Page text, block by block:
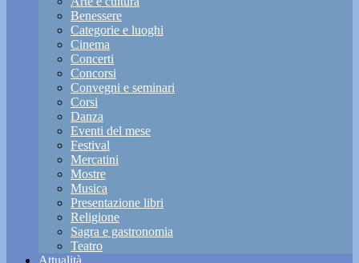
Benessere
Categorie e luoghi
Cinema
Concerti
Concorsi
Convegni e seminari
Corsi
Danza
Eventi del mese
Festival
Mercatini
Mostre
Musica
Presentazione libri
Religione
Sagra e gastronomia
Teatro
Attualità